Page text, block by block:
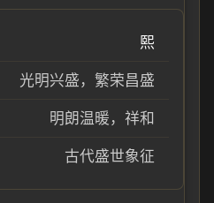
熙
光明兴盛，繁荣昌盛
明朗温暖，祥和
古代盛世象征